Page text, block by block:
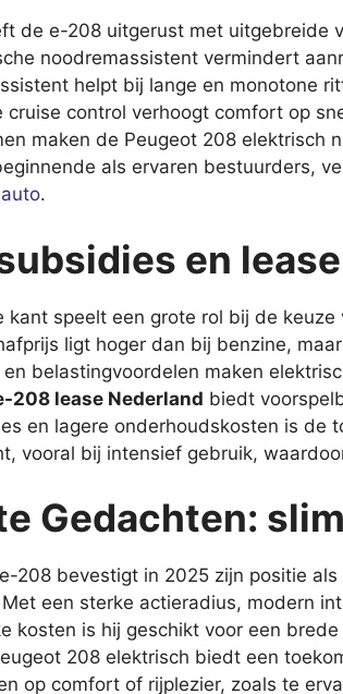
de e-208 uitgerust met uitgebreide
noodremassistent vermindert
helpt bij lange en monotone
control verhoogt comfort op
maken de Peugeot 208 elektrisch
als ervaren bestuurders,
.
en lease
kant speelt een grote rol bij de keuze
ligt hoger dan bij benzine,
belastingvoordelen maken
208 lease Nederland biedt
en lagere onderhoudskosten is de
vooral bij intensief gebruik,
Gedachten:
208 bevestigt in 2025 zijn positie
Met een sterke actieradius, modern
kosten is hij geschikt voor een
208 elektrisch biedt een
op comfort of rijplezier, zoals te